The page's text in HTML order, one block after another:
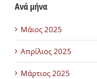
Ανά μήνα
Μάιος 2025
Απρίλιος 2025
Μάρτιος 2025